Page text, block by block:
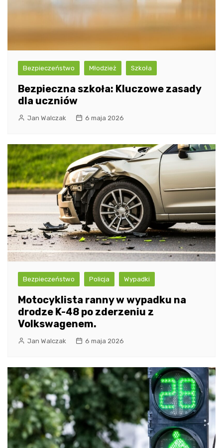
Bezpieczeństwo Młodzież Szkoła
Bezpieczna szkoła: Kluczowe zasady
dla uczniów
Jan Walczak 6 maja 2026
Bezpieczeństwo Policja Wypadki
Motocyklista ranny w wypadku na
drodze K-48 po zderzeniu z
Volkswagenem.
Jan Walczak 6 maja 2026